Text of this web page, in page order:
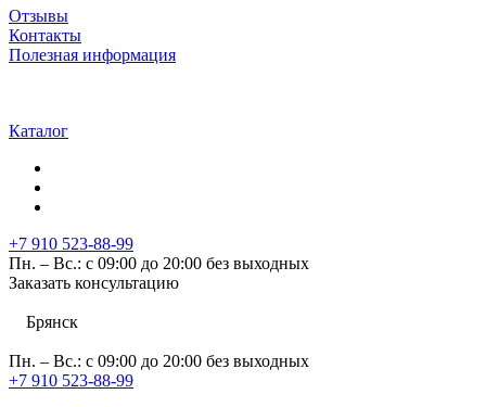
Отзывы
Контакты
Полезная информация
Каталог
+7 910 523-88-99
Пн. – Вс.: с 09:00 до 20:00 без выходных
Заказать консультацию
Брянск
Пн. – Вс.: с 09:00 до 20:00 без выходных
+7 910 523-88-99